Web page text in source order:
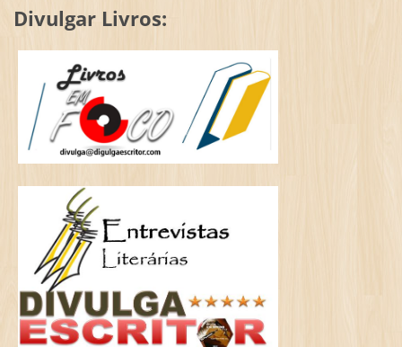
Divulgar Livros: